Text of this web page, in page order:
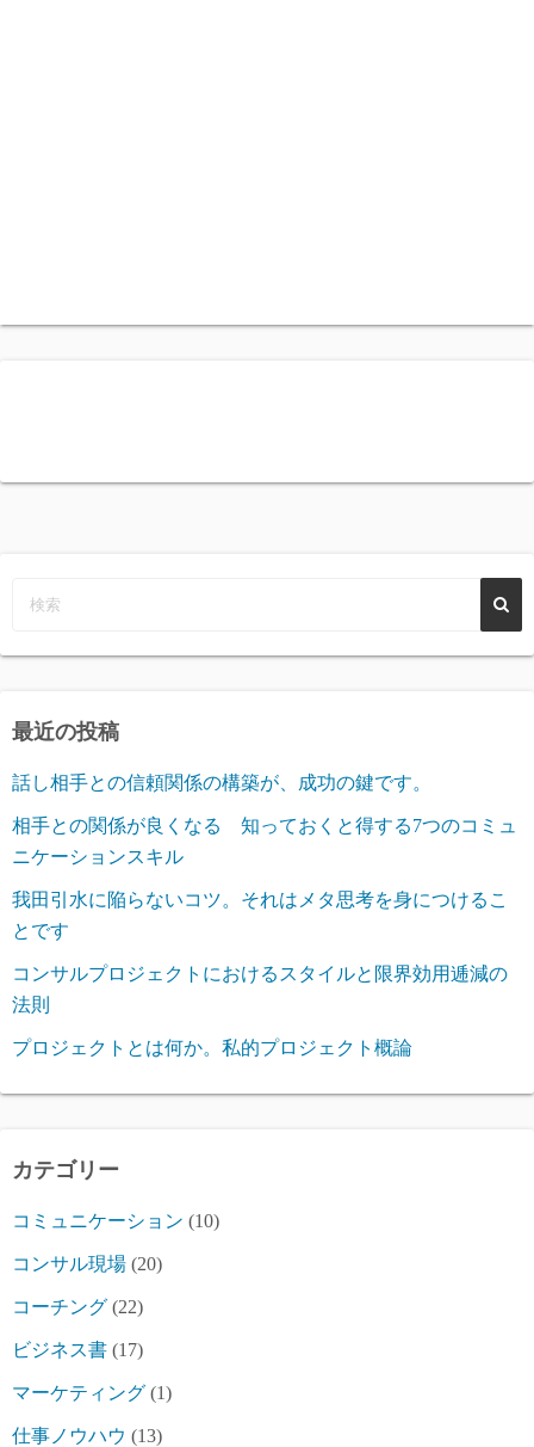
最近の投稿
話し相手との信頼関係の構築が、成功の鍵です。
相手との関係が良くなる 知っておくと得する7つのコミュ
ニケーションスキル
我田引水に陥らないコツ。それはメタ思考を身につけるこ
とです
コンサルプロジェクトにおけるスタイルと限界効用逓減の
法則
プロジェクトとは何か。私的プロジェクト概論
カテゴリー
コミュニケーション (10)
コンサル現場 (20)
コーチング (22)
ビジネス書 (17)
マーケティング (1)
仕事ノウハウ (13)